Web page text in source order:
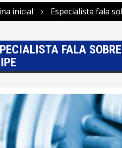
inicial Especialista fala
FALA